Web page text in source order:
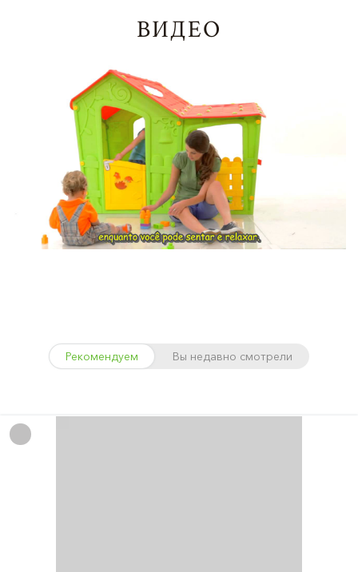
ВИДЕО
Рекомендуем Вы недавно смотрели